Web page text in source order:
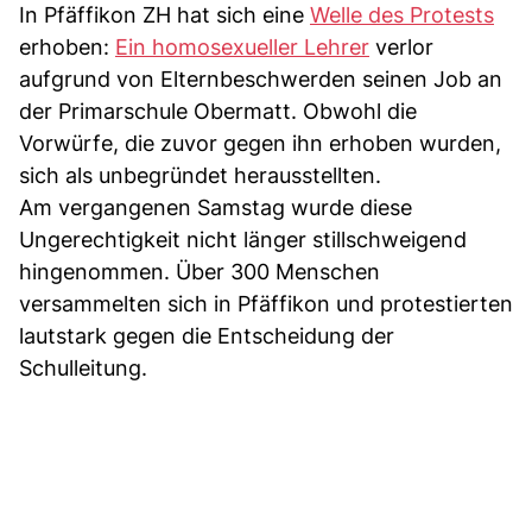
In Pfäffikon ZH hat sich eine Welle des Protests
erhoben: Ein homosexueller Lehrer verlor
aufgrund von Elternbeschwerden seinen Job an
der Primarschule Obermatt. Obwohl die
Vorwürfe, die zuvor gegen ihn erhoben wurden,
sich als unbegründet herausstellten.
Am vergangenen Samstag wurde diese
Ungerechtigkeit nicht länger stillschweigend
hingenommen. Über 300 Menschen
versammelten sich in Pfäffikon und protestierten
lautstark gegen die Entscheidung der
Schulleitung.